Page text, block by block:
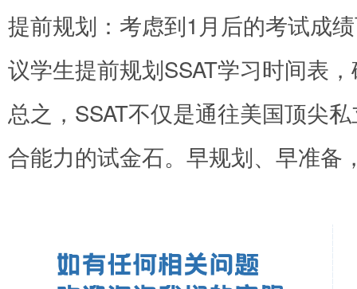
提前规划：考虑到1月后的考试成
议学生提前规划SSAT学习时间表
总之，SSAT不仅是通往美国顶尖
合能力的试金石。早规划、早准备